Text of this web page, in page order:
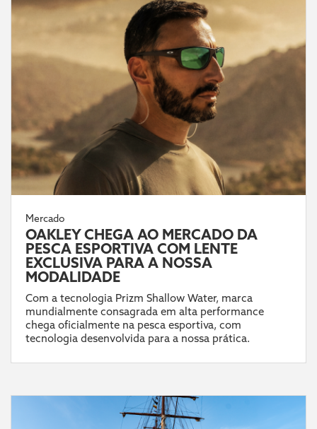
Mercado
OAKLEY CHEGA AO MERCADO DA
PESCA ESPORTIVA COM LENTE
EXCLUSIVA PARA A NOSSA
MODALIDADE
Com a tecnologia Prizm Shallow Water, marca
mundialmente consagrada em alta performance
chega oficialmente na pesca esportiva, com
tecnologia desenvolvida para a nossa prática.